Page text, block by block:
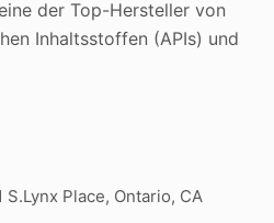
der Top-Hersteller von
Inhaltsstoffen (APIs) und
S.Lynx Place, Ontario, CA